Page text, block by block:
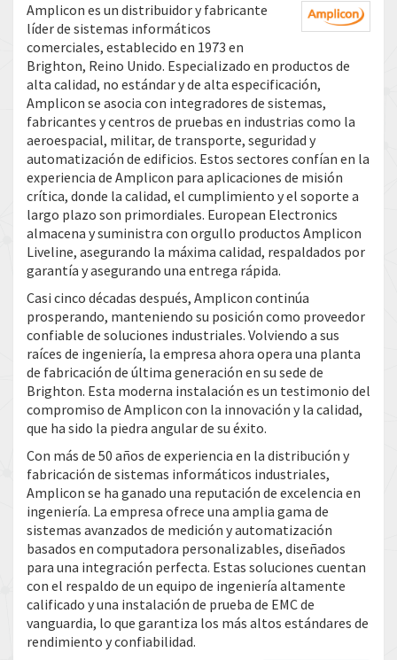
Amplicon es un distribuidor y fabricante
líder de sistemas informáticos
comerciales, establecido en 1973 en
Brighton, Reino Unido. Especializado en productos de
alta calidad, no estándar y de alta especificación,
Amplicon se asocia con integradores de sistemas,
fabricantes y centros de pruebas en industrias como la
aeroespacial, militar, de transporte, seguridad y
automatización de edificios. Estos sectores confían en la
experiencia de Amplicon para aplicaciones de misión
crítica, donde la calidad, el cumplimiento y el soporte a
largo plazo son primordiales. European Electronics
almacena y suministra con orgullo productos Amplicon
Liveline, asegurando la máxima calidad, respaldados por
garantía y asegurando una entrega rápida.
Casi cinco décadas después, Amplicon continúa
prosperando, manteniendo su posición como proveedor
confiable de soluciones industriales. Volviendo a sus
raíces de ingeniería, la empresa ahora opera una planta
de fabricación de última generación en su sede de
Brighton. Esta moderna instalación es un testimonio del
compromiso de Amplicon con la innovación y la calidad,
que ha sido la piedra angular de su éxito.
Con más de 50 años de experiencia en la distribución y
fabricación de sistemas informáticos industriales,
Amplicon se ha ganado una reputación de excelencia en
ingeniería. La empresa ofrece una amplia gama de
sistemas avanzados de medición y automatización
basados ​​en computadora personalizables, diseñados
para una integración perfecta. Estas soluciones cuentan
con el respaldo de un equipo de ingeniería altamente
calificado y una instalación de prueba de EMC de
vanguardia, lo que garantiza los más altos estándares de
rendimiento y confiabilidad.